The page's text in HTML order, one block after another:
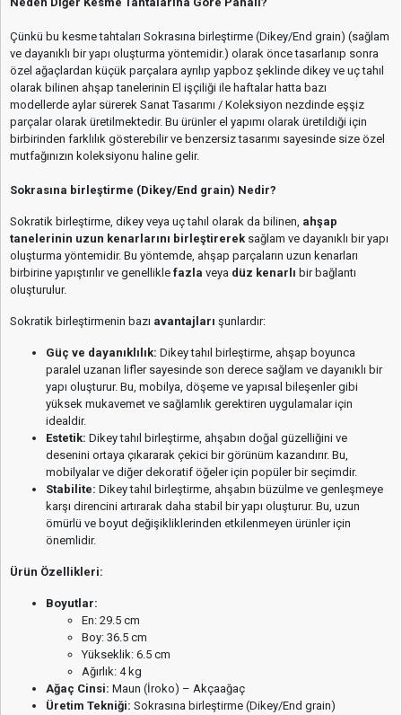
Neden Diğer Kesme Tahtalarına Göre Pahalı?
Çünkü bu kesme tahtaları Sokrasına birleştirme (Dikey/End grain) (sağlam
ve dayanıklı bir yapı oluşturma yöntemidir.) olarak önce tasarlanıp sonra
özel ağaçlardan küçük parçalara ayrılıp yapboz şeklinde dikey ve uç tahıl
olarak bilinen ahşap tanelerinin El işçiliği ile haftalar hatta bazı
modellerde aylar sürerek Sanat Tasarımı / Koleksiyon nezdinde eşşiz
parçalar olarak üretilmektedir. Bu ürünler el yapımı olarak üretildiği için
birbirinden farklılık gösterebilir ve benzersiz tasarımı sayesinde size özel
mutfağınızın koleksiyonu haline gelir.
Sokrasına birleştirme (Dikey/End grain) Nedir?
Sokratik birleştirme, dikey veya uç tahıl olarak da bilinen, ahşap
tanelerinin uzun kenarlarını birleştirerek sağlam ve dayanıklı bir yapı
oluşturma yöntemidir. Bu yöntemde, ahşap parçaların uzun kenarları
birbirine yapıştırılır ve genellikle fazla veya düz kenarlı bir bağlantı
oluşturulur.
Sokratik birleştirmenin bazı avantajları şunlardır:
Güç ve dayanıklılık: Dikey tahıl birleştirme, ahşap boyunca
paralel uzanan lifler sayesinde son derece sağlam ve dayanıklı bir
yapı oluşturur. Bu, mobilya, döşeme ve yapısal bileşenler gibi
yüksek mukavemet ve sağlamlık gerektiren uygulamalar için
idealdir.
Estetik: Dikey tahıl birleştirme, ahşabın doğal güzelliğini ve
desenini ortaya çıkararak çekici bir görünüm kazandırır. Bu,
mobilyalar ve diğer dekoratif öğeler için popüler bir seçimdir.
Stabilite: Dikey tahıl birleştirme, ahşabın büzülme ve genleşmeye
karşı direncini artırarak daha stabil bir yapı oluşturur. Bu, uzun
ömürlü ve boyut değişikliklerinden etkilenmeyen ürünler için
önemlidir.
Ürün Özellikleri:
Boyutlar:
En: 29.5 cm
Boy: 36.5 cm
Yükseklik: 6.5 cm
Ağırlık: 4 kg
Ağaç Cinsi: Maun (İroko) – Akçaağaç
Üretim Tekniği: Sokrasına birleştirme (Dikey/End grain)